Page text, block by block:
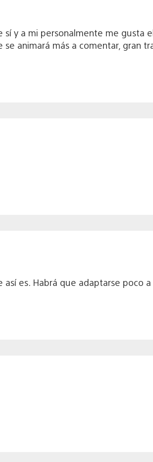
sí y a mi personalmente me gusta
animará más a comentar, gran
es. Habrá que adaptarse poco